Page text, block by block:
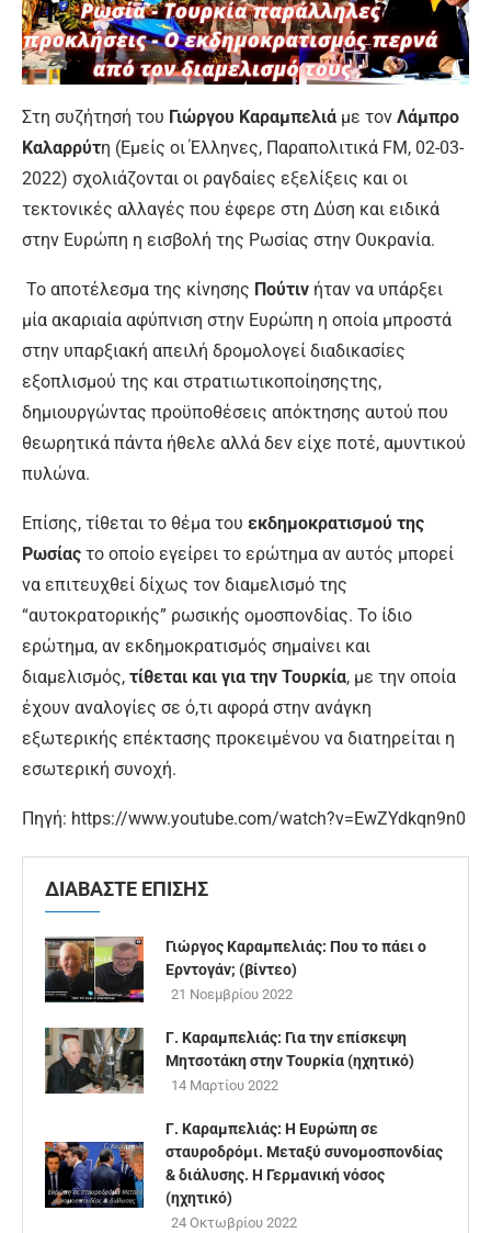
Στη συζήτησή του Γιώργου Καραμπελιά με τον Λάμπρο
Καλαρρύτη (Εμείς οι Έλληνες, Παραπολιτικά FM, 02-03-
2022) σχολιάζονται οι ραγδαίες εξελίξεις και οι
τεκτονικές αλλαγές που έφερε στη Δύση και ειδικά
στην Ευρώπη η εισβολή της Ρωσίας στην Ουκρανία.
Το αποτέλεσμα της κίνησης Πούτιν ήταν να υπάρξει
μία ακαριαία αφύπνιση στην Ευρώπη η οποία μπροστά
στην υπαρξιακή απειλή δρομολογεί διαδικασίες
εξοπλισμού της και στρατιωτικοποίησηςτης,
δημιουργώντας προϋποθέσεις απόκτησης αυτού που
θεωρητικά πάντα ήθελε αλλά δεν είχε ποτέ, αμυντικού
πυλώνα.
Επίσης, τίθεται το θέμα του εκδημοκρατισμού της
Ρωσίας το οποίο εγείρει το ερώτημα αν αυτός μπορεί
να επιτευχθεί δίχως τον διαμελισμό της
“αυτοκρατορικής” ρωσικής ομοσπονδίας. Το ίδιο
ερώτημα, αν εκδημοκρατισμός σημαίνει και
διαμελισμός, τίθεται και για την Τουρκία, με την οποία
έχουν αναλογίες σε ό,τι αφορά στην ανάγκη
εξωτερικής επέκτασης προκειμένου να διατηρείται η
εσωτερική συνοχή.
Πηγή: https://www.youtube.com/watch?v=EwZYdkqn9n0
ΔΙΑΒΑΣΤΕ ΕΠΙΣΗΣ
Γιώργος Καραμπελιάς: Που το πάει ο
Ερντογάν; (βίντεο)
21 Νοεμβρίου 2022
Γ. Καραμπελιάς: Για την επίσκεψη
Μητσοτάκη στην Τουρκία (ηχητικό)
14 Μαρτίου 2022
Γ. Καραμπελιάς: Η Ευρώπη σε
σταυροδρόμι. Μεταξύ συνομοσπονδίας
& διάλυσης. Η Γερμανική νόσος
(ηχητικό)
24 Οκτωβρίου 2022